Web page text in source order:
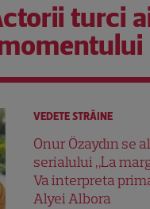
turci
VEDETE STRĂINE
Onur Özaydın se
serialului „La
Va interpreta
Alyei Albora